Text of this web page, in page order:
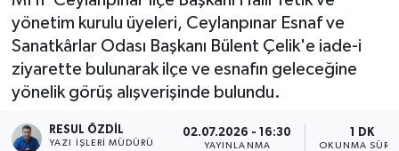
yönetim kurulu üyeleri, Ceylanpınar Esnaf ve
Sanatkârlar Odası Başkanı Bülent Çelik'e iade-i
ziyarette bulunarak ilçe ve esnafın geleceğine
yönelik görüş alışverişinde bulundu.
RESUL ÖZDIL
YAZI İŞLERI MÜDÜRÜ
02.07.2026 - 16:30
YAYINLANMA
1 DK
OKUNMA